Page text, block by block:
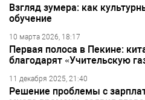
Взгляд зумера: как
обучение
10 марта 2026, 18:17
Первая полоса в Пекине:
благодарят «Учительскую
11 декабря 2025, 21:40
Решение проблемы с